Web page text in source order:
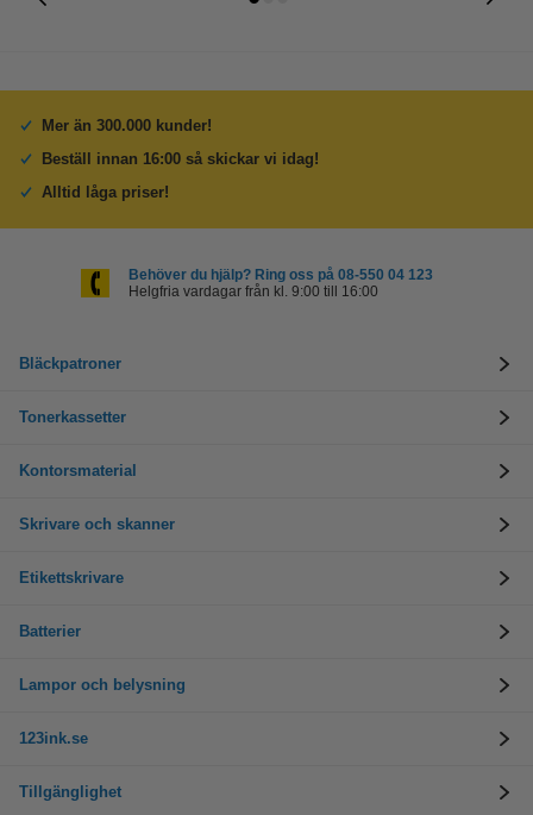
Mer än 300.000 kunder!
Beställ innan 16:00 så skickar vi idag!
Alltid låga priser!
Behöver du hjälp? Ring oss på 08-550 04 123
Helgfria vardagar från kl. 9:00 till 16:00
Bläckpatroner
Tonerkassetter
Kontorsmaterial
Skrivare och skanner
Etikettskrivare
Batterier
Lampor och belysning
123ink.se
Tillgänglighet